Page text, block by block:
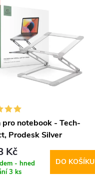
pro notebook - Tech-
Prodesk Silver
Kč
- hned
3 ks
DO KOŠÍKU